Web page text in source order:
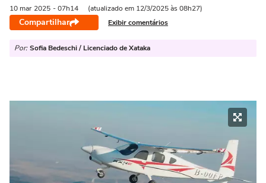
10 mar 2025 - 07h14 (atualizado em 12/3/2025 às 08h27)
Compartilhar Exibir comentários
Por: Sofia Bedeschi / Licenciado de Xataka